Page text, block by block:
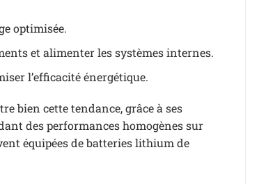
optimisée.
et alimenter les systèmes internes.
l’efficacité énergétique.
bien cette tendance, grâce à ses
des performances homogènes sur
équipées de batteries lithium de